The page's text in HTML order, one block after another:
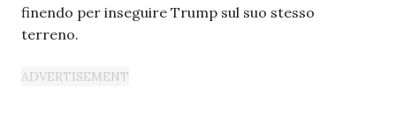
finendo per inseguire Trump sul suo stesso
terreno.